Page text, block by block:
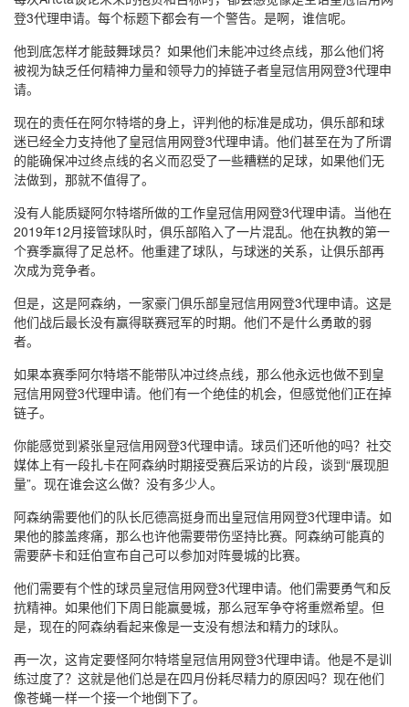
登3代理申请。每个标题下都会有一个警告。是啊，谁信呢。
他到底怎样才能鼓舞球员？如果他们未能冲过终点线，那么他们将
被视为缺乏任何精神力量和领导力的掉链子者皇冠信用网登3代理申
请。
现在的责任在阿尔特塔的身上，评判他的标准是成功，俱乐部和球
迷已经全力支持他了皇冠信用网登3代理申请。他们甚至在为了所谓
的能确保冲过终点线的名义而忍受了一些糟糕的足球，如果他们无
法做到，那就不值得了。
没有人能质疑阿尔特塔所做的工作皇冠信用网登3代理申请。当他在
2019年12月接管球队时，俱乐部陷入了一片混乱。他在执教的第一
个赛季赢得了足总杯。他重建了球队，与球迷的关系，让俱乐部再
次成为竞争者。
但是，这是阿森纳，一家豪门俱乐部皇冠信用网登3代理申请。这是
他们战后最长没有赢得联赛冠军的时期。他们不是什么勇敢的弱
者。
如果本赛季阿尔特塔不能带队冲过终点线，那么他永远也做不到皇
冠信用网登3代理申请。他们有一个绝佳的机会，但感觉他们正在掉
链子。
你能感觉到紧张皇冠信用网登3代理申请。球员们还听他的吗？社交
媒体上有一段扎卡在阿森纳时期接受赛后采访的片段，谈到“展现胆
量”。现在谁会这么做？没有多少人。
阿森纳需要他们的队长厄德高挺身而出皇冠信用网登3代理申请。如
果他的膝盖疼痛，那么也许他需要带伤坚持比赛。阿森纳可能真的
需要萨卡和廷伯宣布自己可以参加对阵曼城的比赛。
他们需要有个性的球员皇冠信用网登3代理申请。他们需要勇气和反
抗精神。如果他们下周日能赢曼城，那么冠军争夺将重燃希望。但
是，现在的阿森纳看起来像是一支没有想法和精力的球队。
再一次，这肯定要怪阿尔特塔皇冠信用网登3代理申请。他是不是训
练过度了？这就是他们总是在四月份耗尽精力的原因吗？现在他们
像苍蝇一样一个接一个地倒下了。